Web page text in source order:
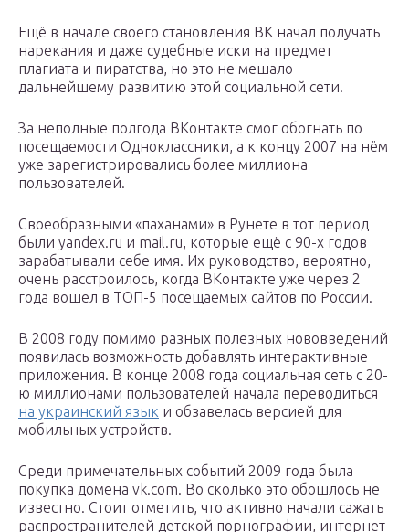
Ещё в начале своего становления ВК начал получать
нарекания и даже судебные иски на предмет
плагиата и пиратства, но это не мешало
дальнейшему развитию этой социальной сети.
За неполные полгода ВКонтакте смог обогнать по
посещаемости Одноклассники, а к концу 2007 на нём
уже зарегистрировались более миллиона
пользователей.
Своеобразными «паханами» в Рунете в тот период
были yandex.ru и mail.ru, которые ещё с 90-х годов
зарабатывали себе имя. Их руководство, вероятно,
очень расстроилось, когда ВКонтакте уже через 2
года вошел в ТОП-5 посещаемых сайтов по России.
В 2008 году помимо разных полезных нововведений
появилась возможность добавлять интерактивные
приложения. В конце 2008 года социальная сеть с 20-
ю миллионами пользователей начала переводиться
на украинский язык и обзавелась версией для
мобильных устройств.
Среди примечательных событий 2009 года была
покупка домена vk.com. Во сколько это обошлось не
известно. Стоит отметить, что активно начали сажать
распространителей детской порнографии, интернет-